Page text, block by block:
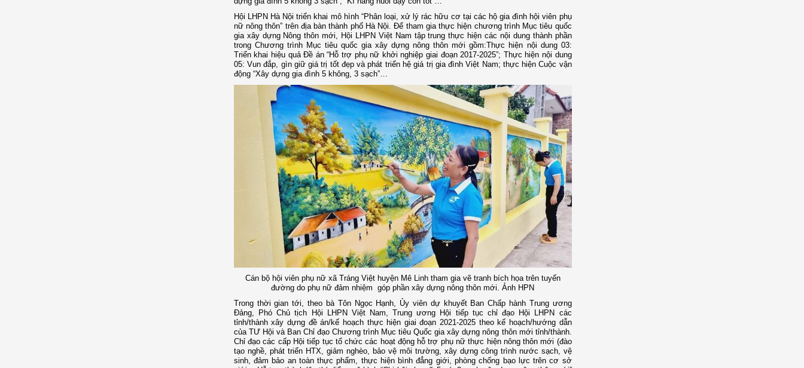
Hội LHPN Hà Nội triển khai mô hình “Phân loại, xử lý rác hữu cơ tại các hộ gia đình hội viên phụ
nữ nông thôn” trên địa bàn thành phố Hà Nội. Để tham gia thực hiện chương trình Mục tiêu quốc
gia xây dựng Nông thôn mới, Hội LHPN Việt Nam tập trung thực hiện các nội dung thành phần
trong Chương trình Mục tiêu quốc gia xây dựng nông thôn mới gồm:Thực hiện nội dung 03:
Triển khai hiệu quả Đề án “Hỗ trợ phụ nữ khởi nghiệp giai đoạn 2017-2025”; Thực hiện nội dung
05: Vun đắp, gìn giữ giá trị tốt đẹp và phát triển hệ giá trị gia đình Việt Nam; thực hiện Cuộc vận
động “Xây dựng gia đình 5 không, 3 sạch”…
Cán bộ hội viên phụ nữ xã Tráng Việt huyện Mê Linh tham gia vẽ tranh bích họa trên tuyến
đường do phụ nữ đảm nhiệm góp phần xây dựng nông thôn mới. Ảnh HPN
Trong thời gian tới, theo bà Tôn Ngọc Hạnh, Ủy viên dự khuyết Ban Chấp hành Trung ương
Đảng, Phó Chủ tịch Hội LHPN Việt Nam, Trung ương Hội tiếp tục chỉ đạo Hội LHPN các
tỉnh/thành xây dựng đề án/kế hoạch thực hiện giai đoạn 2021-2025 theo kế hoạch/hướng dẫn
của TƯ Hội và Ban Chỉ đạo Chương trình Mục tiêu Quốc gia xây dựng nông thôn mới tỉnh/thành.
Chỉ đạo các cấp Hội tiếp tục tổ chức các hoạt động hỗ trợ phụ nữ thực hiện nông thôn mới (đào
tạo nghề, phát triển HTX, giảm nghèo, bảo vệ môi trường, xây dựng công trình nước sạch, vệ
sinh, đảm bảo an toàn thực phẩm, thực hiện bình đẳng giới, phòng chống bạo lực trên cơ sở